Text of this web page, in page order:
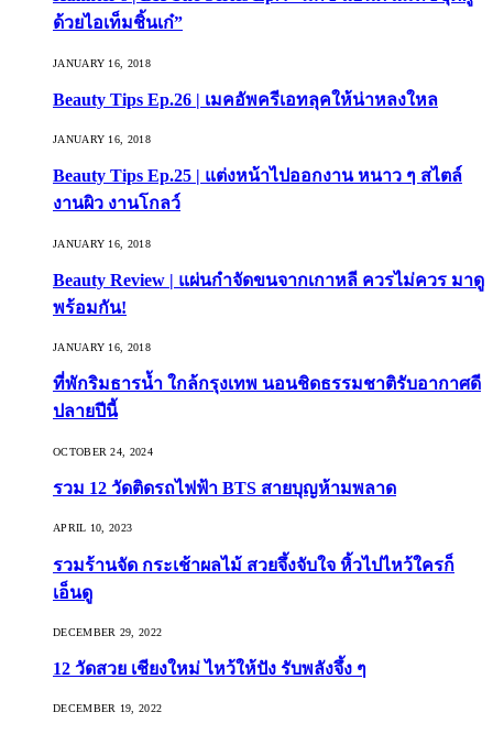
ด้วยไอเท็มชิ้นเก๋”
JANUARY 16, 2018
Beauty Tips Ep.26 | เมคอัพครีเอทลุคให้น่าหลงใหล
JANUARY 16, 2018
Beauty Tips Ep.25 | แต่งหน้าไปออกงาน หนาว ๆ สไตล์
งานผิว งานโกลว์
JANUARY 16, 2018
Beauty Review | แผ่นกำจัดขนจากเกาหลี ควรไม่ควร มาดู
พร้อมกัน!
JANUARY 16, 2018
ที่พักริมธารน้ำ ใกล้กรุงเทพ นอนชิดธรรมชาติรับอากาศดี
ปลายปีนี้
OCTOBER 24, 2024
รวม 12 วัดติดรถไฟฟ้า BTS สายบุญห้ามพลาด
APRIL 10, 2023
รวมร้านจัด กระเช้าผลไม้ สวยจึ้งจับใจ หิ้วไปไหว้ใครก็
เอ็นดู
DECEMBER 29, 2022
12 วัดสวย เชียงใหม่ ไหว้ให้ปัง รับพลังจึ้ง ๆ
DECEMBER 19, 2022